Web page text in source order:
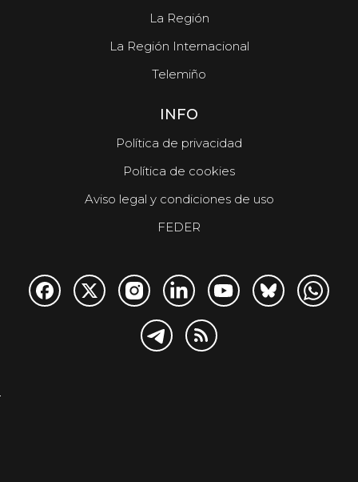
La Región
La Región Internacional
Telemiño
INFO
Política de privacidad
Política de cookies
Aviso legal y condiciones de uso
FEDER